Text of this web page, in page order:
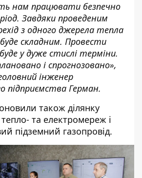
нам працювати безпечно
Завдяки проведеним
з одного джерела тепла
складним. Провести
у дуже стислі терміни.
і спрогнозовано»,
інженер
підприємства Герман.
також ділянку
тепло- та електромереж і
підземний газопровід.